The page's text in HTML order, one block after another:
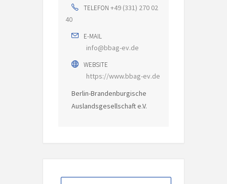
TELEFON +49 (331) 270 02
40
E-MAIL
info@bbag-ev.de
WEBSITE
https://www.bbag-ev.de
Berlin-Brandenburgische
Auslandsgesellschaft e.V.